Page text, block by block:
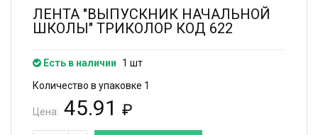
ЛЕНТА "ВЫПУСКНИК НАЧАЛЬНОЙ
ШКОЛЫ" ТРИКОЛОР КОД 622
Есть в наличии
1 шт
Количество в упаковке 1
Цена: 45.91 ₽